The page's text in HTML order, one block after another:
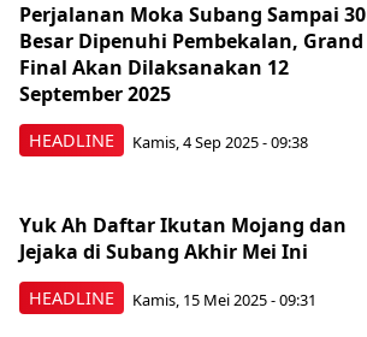
HEADLINE
Perjalanan Moka Subang Sampai 30
Besar Dipenuhi Pembekalan, Grand
Final Akan Dilaksanakan 12
September 2025
Kamis, 4 Sep 2025 - 09:38
HEADLINE
Yuk Ah Daftar Ikutan Mojang dan
Jejaka di Subang Akhir Mei Ini
Kamis, 15 Mei 2025 - 09:31